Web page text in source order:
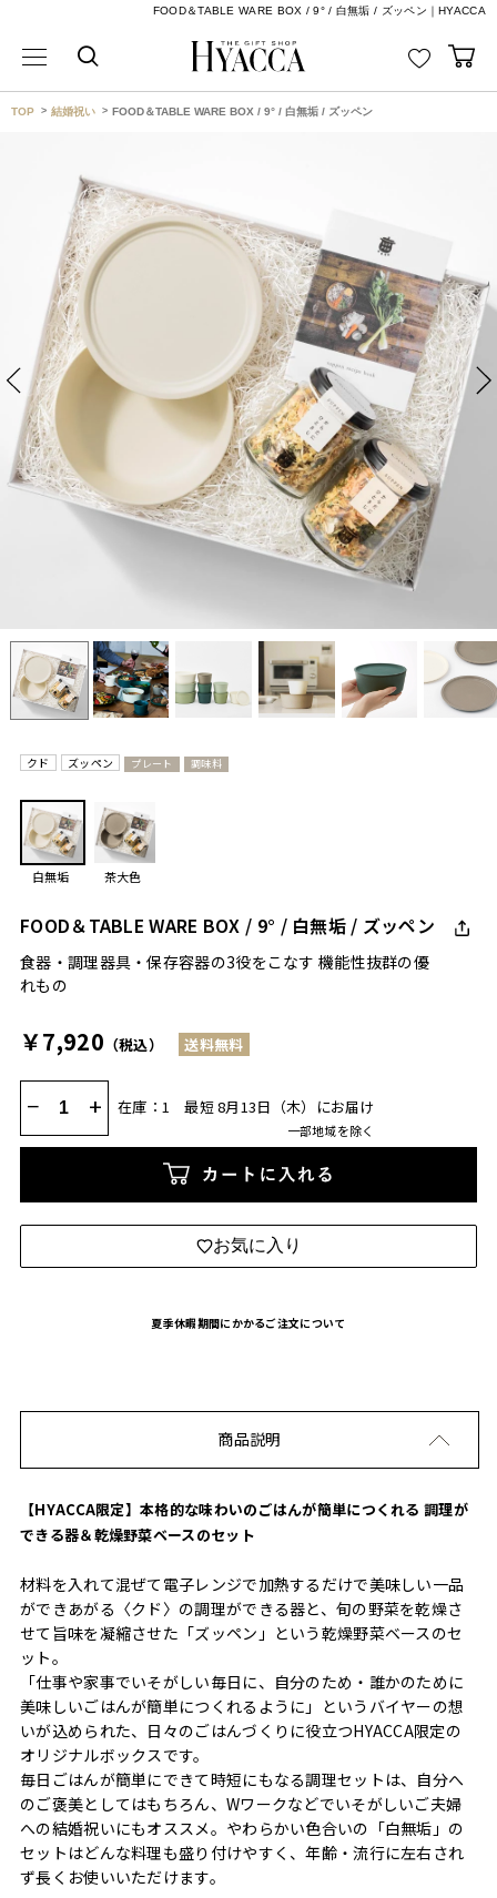
FOOD＆TABLE WARE BOX / 9° / 白無垢 / ズッペン｜HYACCA
TOP 結婚祝い FOOD＆TABLE WARE BOX / 9° / 白無垢 / ズッペン
クド ズッペン プレート 調味料
白無垢 茶大色
FOOD＆TABLE WARE BOX / 9° / 白無垢 / ズッペン
食器・調理器具・保存容器の3役をこなす 機能性抜群の優
れもの
￥7,920 （税込） 送料無料
− + 在庫：1 最短 8月13日（木）にお届け
一部地域を除く
カートに入れる
お気に入り
夏季休暇期間にかかるご注文について
商品説明
【HYACCA限定】本格的な味わいのごはんが簡単につくれる 調理が
できる器＆乾燥野菜ベースのセット
材料を入れて混ぜて電子レンジで加熱するだけで美味しい一品
ができあがる〈クド〉の調理ができる器と、旬の野菜を乾燥さ
せて旨味を凝縮させた「ズッペン」という乾燥野菜ベースのセ
ット。
「仕事や家事でいそがしい毎日に、自分のため・誰かのために
美味しいごはんが簡単につくれるように」というバイヤーの想
いが込められた、日々のごはんづくりに役立つHYACCA限定の
オリジナルボックスです。
毎日ごはんが簡単にできて時短にもなる調理セットは、自分へ
のご褒美としてはもちろん、Wワークなどでいそがしいご夫婦
への結婚祝いにもオススメ。やわらかい色合いの「白無垢」の
セットはどんな料理も盛り付けやすく、年齢・流行に左右され
ず長くお使いいただけます。